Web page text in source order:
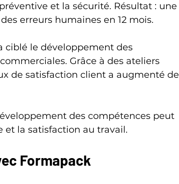
et la sécurité. Résultat : une
erreurs humaines en 12 mois.
ciblé le développement des
Grâce à des ateliers
de satisfaction client a augmenté de
des compétences peut
la satisfaction au travail.
Formapack